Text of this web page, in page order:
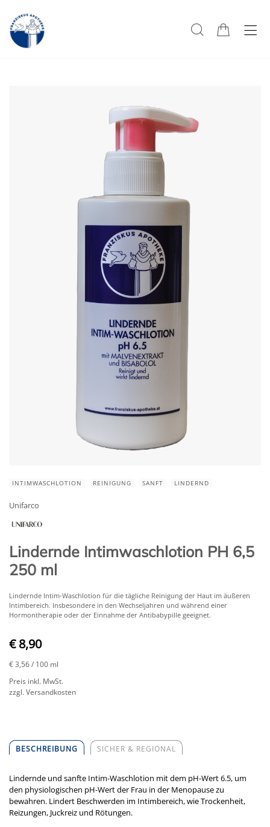
INTIMWASCHLOTION REINIGUNG SANFT LINDERND
Unifarco
Lindernde Intimwaschlotion PH 6,5
250 ml
Lindernde Intim-Waschlotion für die tägliche Reinigung der Haut im äußeren
Intimbereich. Insbesondere in den Wechseljahren und während einer
Hormontherapie oder der Einnahme der Antibabypille geeignet.
€ 8,90
€ 3,56/ 100 ml
Preis inkl. MwSt.
zzgl. Versandkosten
BESCHREIBUNG SICHER & REGIONAL
​Lindernde und sanfte Intim-Waschlotion mit dem pH-Wert 6.5, um
den physiologischen pH-Wert der Frau in der Menopause zu
bewahren. Lindert Beschwerden im Intimbereich, wie Trockenheit,
Reizungen, Juckreiz und Rötungen.